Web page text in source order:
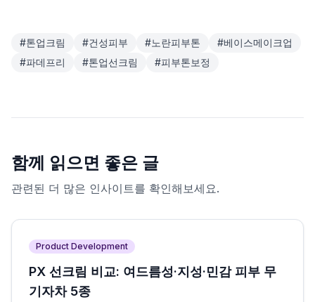
#톤업크림 #건성피부 #노란피부톤 #베이스메이크업
#파데프리 #톤업선크림 #피부톤보정
함께 읽으면 좋은 글
관련된 더 많은 인사이트를 확인해보세요.
Product Development
PX 선크림 비교: 여드름성·지성·민감 피부 무
기자차 5종